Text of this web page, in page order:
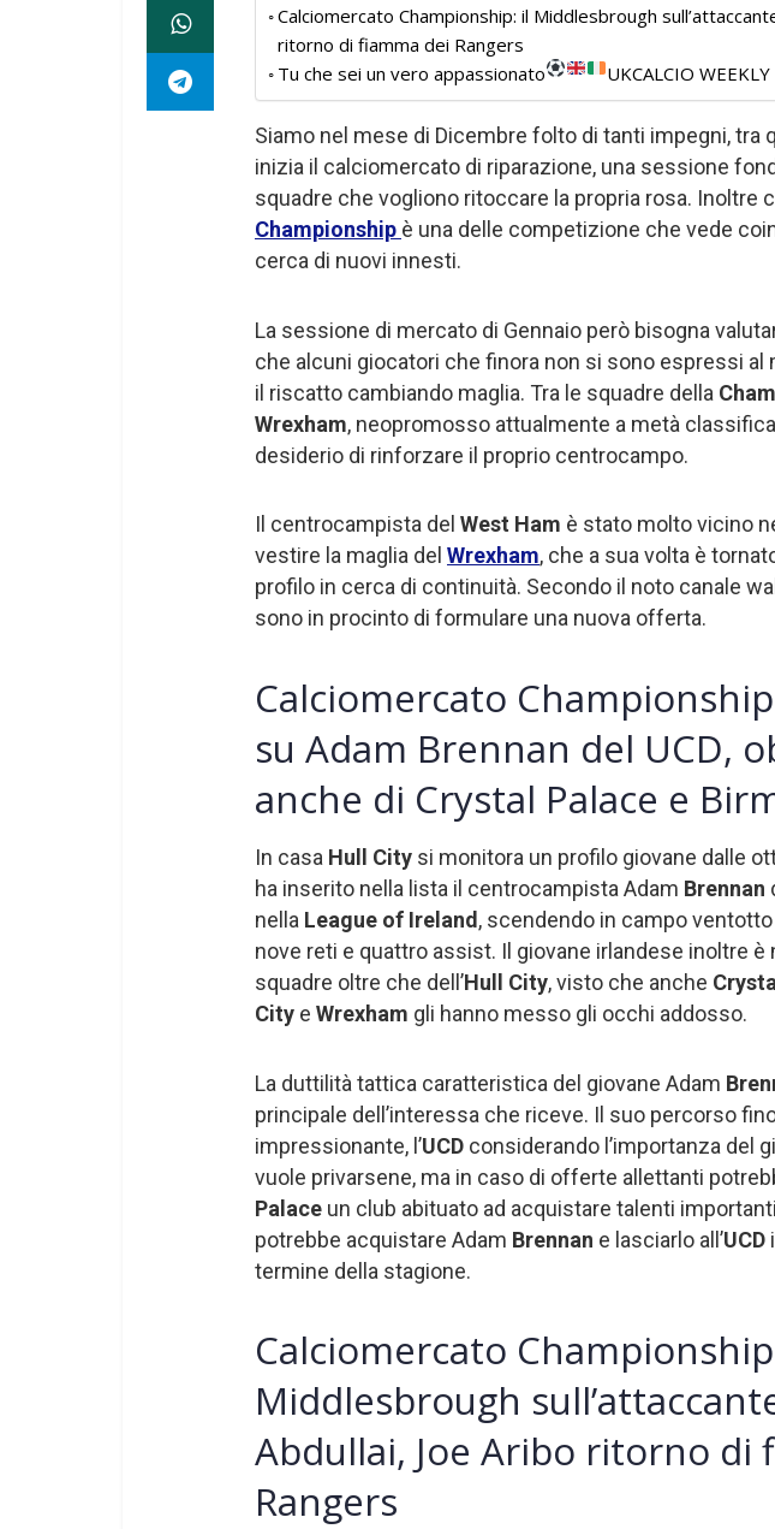
Calciomercato Championship: il Middlesbrough
ritorno di fiamma dei Rangers
Tu che sei un vero appassionato
UKCALCIO
Siamo nel mese di Dicembre folto di tanti impegni, tra
inizia il calciomercato di riparazione, una sessione
squadre che vogliono ritoccare la propria rosa. Inoltre
Championship è una delle competizione che vede
cerca di nuovi innesti.
La sessione di mercato di Gennaio però bisogna
che alcuni giocatori che finora non si sono espressi al
il riscatto cambiando maglia. Tra le squadre della
Wrexham, neopromosso attualmente a metà
desiderio di rinforzare il proprio centrocampo.
Il centrocampista del West Ham è stato molto vicino
vestire la maglia del Wrexham, che a sua volta è
profilo in cerca di continuità. Secondo il noto canale
sono in procinto di formulare una nuova offerta.
Calciomercato
su Adam Brennan del UCD,
anche di Crystal Palace e
In casa Hull City si monitora un profilo giovane dalle
ha inserito nella lista il centrocampista Adam Brennan
nella League of Ireland , scendendo in campo
nove reti e quattro assist. Il giovane irlandese inoltre è
squadre oltre che dell’Hull City, visto che anche
City e Wrexham gli hanno messo gli occhi addosso.
La duttilità tattica caratteristica del giovane Adam
principale dell’interessa che riceve. Il suo percorso
impressionante, l’UCD considerando l’importanza del
vuole privarsene, ma in caso di offerte allettanti
Palace un club abituato ad acquistare talenti
potrebbe acquistare Adam Brennan e lasciarlo all’UCD
termine della stagione.
Calciomercato
Middlesbrough
Abdullai, Joe Aribo ritorno di
Rangers